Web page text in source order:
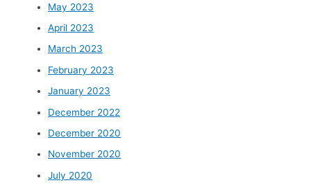
May 2023
April 2023
March 2023
February 2023
January 2023
December 2022
December 2020
November 2020
July 2020